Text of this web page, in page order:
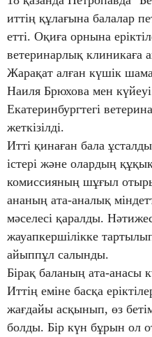
иттің құлағына балалар
етті. Оқиға орнына
ветеринарлық клиникаға
Жарақат алған күшік
Наиля Брюхова мен
Екатеринбургтегі
жеткізілді.
Итті қинаған бала
істері және олардың
комиссияның шұғыл
ананың ата-аналық
мәселесі қаралды.
жауапкершілікке
айыппұл салынды.
Бірақ баланың ата-анасы
Иттің еміне басқа
жағдайы асқынып, өз
болды. Бір күн бұрын ол